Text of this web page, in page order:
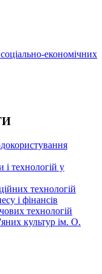
економічних
і технологій у
технологій
і фінансів
технологій
культур ім. О.